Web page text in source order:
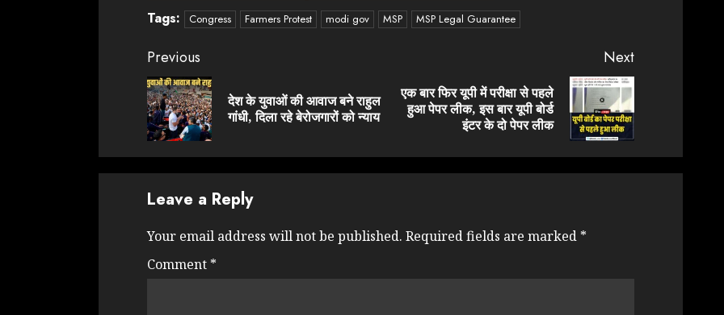
Tags: Congress Farmers Protest modi gov MSP MSP Legal Guarantee
Continue
Reading
Previous
Previous
देश के युवाओं की आवाज बने राहुल
गांधी, दिला रहे बेरोजगारों को न्याय
Next
Next
एक बार फिर यूपी में परीक्षा से पहले
हुआ पेपर लीक, इस बार यूपी बोर्ड
इंटर के दो पेपर लीक
Leave a Reply
Your email address will not be published. Required fields are marked *
Comment *